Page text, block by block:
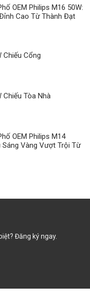
OEM Philips M16 50W:
Cao Từ Thành Đạt
Chiếu Cổng
Chiếu Tòa Nhà
OEM Philips M14
Sáng Vàng Vượt Trội Từ
Đăng ký ngay.